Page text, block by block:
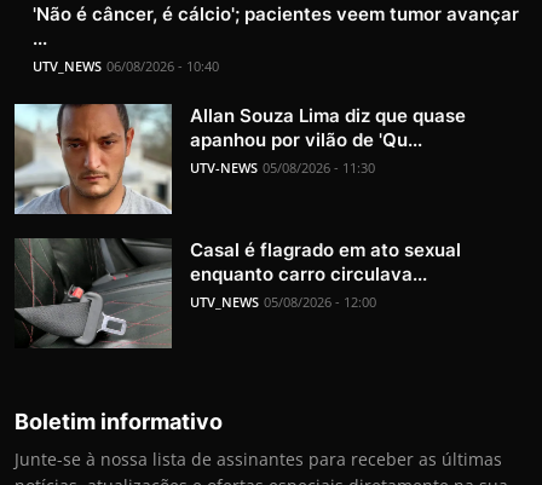
'Não é câncer, é cálcio'; pacientes veem tumor avançar
...
UTV_NEWS 06/08/2026 - 10:40
Allan Souza Lima diz que quase
apanhou por vilão de 'Qu...
UTV-NEWS 05/08/2026 - 11:30
Casal é flagrado em ato sexual
enquanto carro circulava...
UTV_NEWS 05/08/2026 - 12:00
Boletim informativo
Junte-se à nossa lista de assinantes para receber as últimas